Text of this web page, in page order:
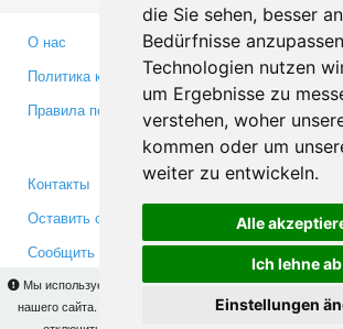
die Sie sehen, besser
Bedürfnisse
Technologien nutzen
um Ergebnisse zu
verstehen, woher
kommen oder um
weiter zu entwickeln.
Alle
Ich lehne ab
Einstellungen
Мы используем cookies для того, чтобы Вы могли
нашего сайта. На
Вы сможете узнать
О нас
Политика конфиденциальности
Правила пользования
Партнерам
Инвесторам
Медиа
Контакты
Оставить отзыв
Сообщить об ошибке
Facebook
Twitter
YouTube
Google+